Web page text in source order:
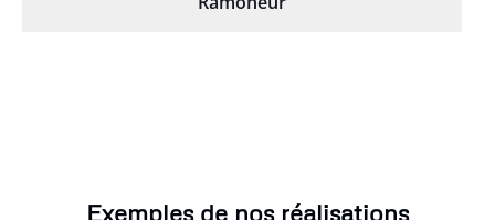
Exemples de nos réalisations